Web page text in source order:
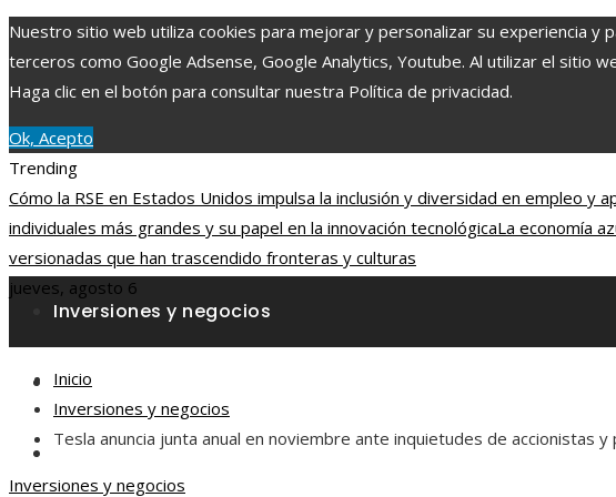
Nuestro sitio web utiliza cookies para mejorar y personalizar su experiencia y
terceros como Google Adsense, Google Analytics, Youtube. Al utilizar el sitio
Haga clic en el botón para consultar nuestra Política de privacidad.
Ok, Acepto
Trending
Cómo la RSE en Estados Unidos impulsa la inclusión y diversidad en empleo y
individuales más grandes y su papel en la innovación tecnológicaLa economía
versionadas que han trascendido fronteras y culturas
jueves, agosto 6
Inversiones y negocios
Ciencia y tecnología
Cultura y ocio
Inicio
Inversiones y negocios
Tesla anuncia junta anual en noviembre ante inquietudes de accionistas
Inversiones y negocios